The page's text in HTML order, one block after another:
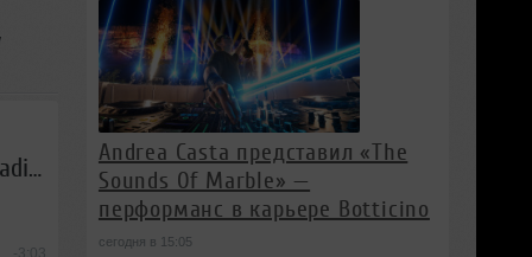
Lost Frequencies feat. Janieck Devy - Reality (DJ Favorite & DJ Kharitonov Radio Edit)
-3:03
Andrea Casta представил «The
Sounds Of Marble» —
перформанс в карьере Botticino
сегодня в 15:05